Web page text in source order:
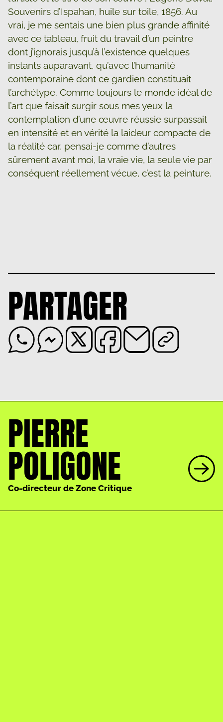
Souvenirs d’Ispahan, huile sur toile, 1856. Au
vrai, je me sentais une bien plus grande affinité
avec ce tableau, fruit du travail d’un peintre
dont j’ignorais jusqu’à l’existence quelques
instants auparavant, qu’avec l’humanité
contemporaine dont ce gardien constituait
l’archétype. Comme toujours le monde idéal de
l’art que faisait surgir sous mes yeux la
contemplation d’une œuvre réussie surpassait
en intensité et en vérité la laideur compacte de
la réalité car, pensai-je comme d’autres
sûrement avant moi, la vraie vie, la seule vie par
conséquent réellement vécue, c’est la peinture.
PARTAGER
PIERRE
POLIGONE
Co-directeur de Zone Critique